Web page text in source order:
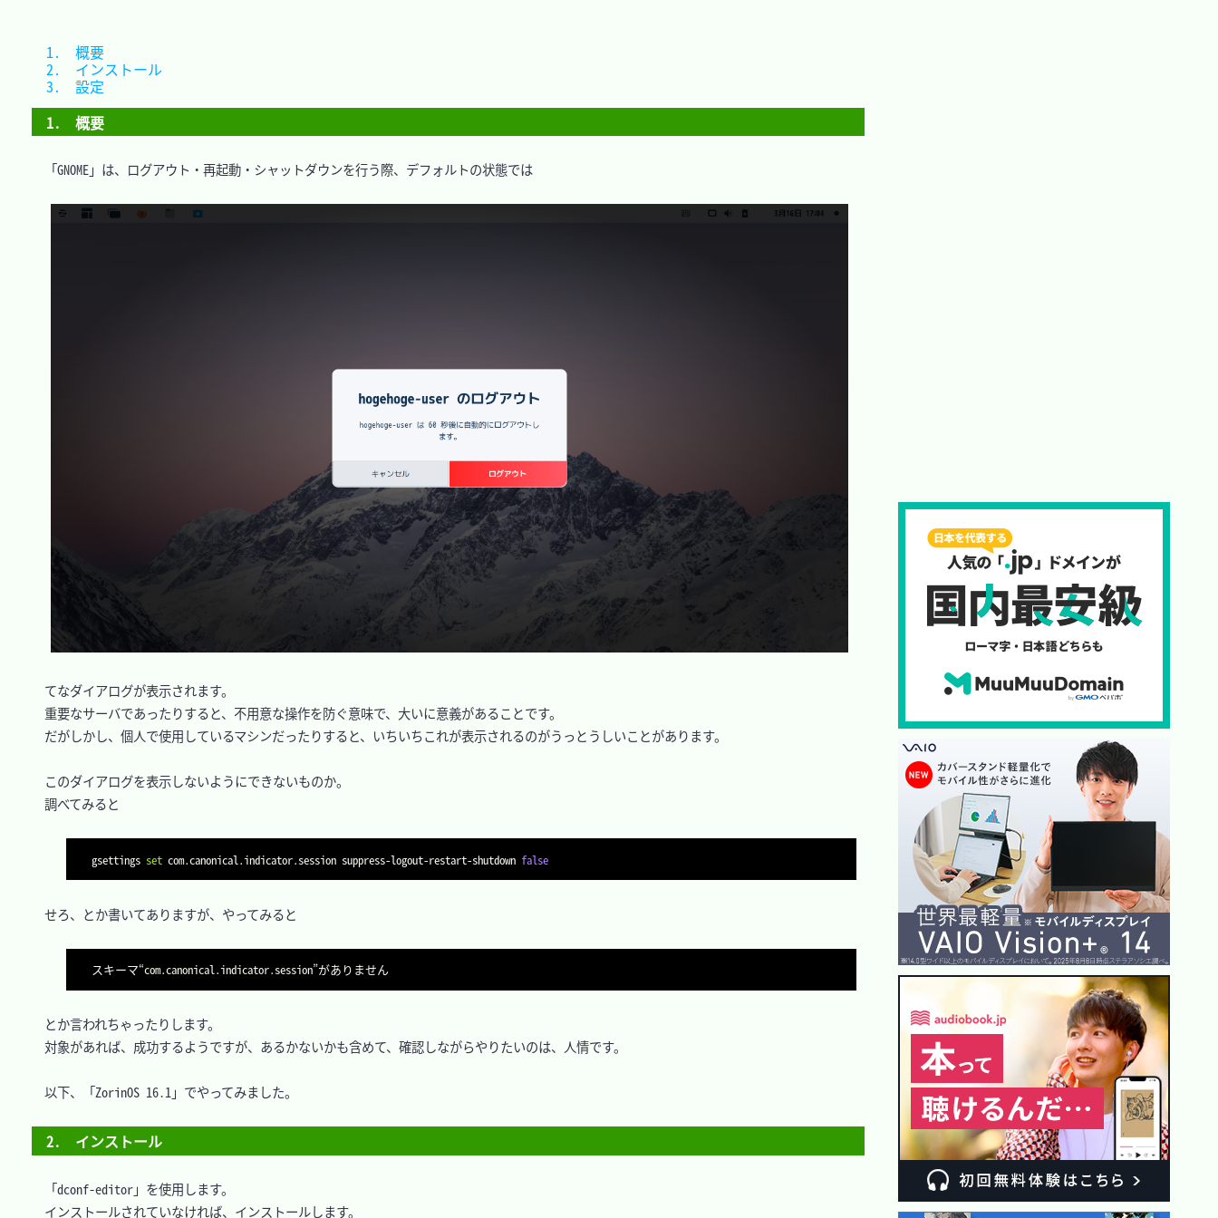
1.　概要
「GNOME」は、ログアウト・再起動・シャットダウンを行う際、デフォルトの状態では
てなダイアログが表示されます。
重要なサーバであったりすると、不用意な操作を防ぐ意味で、大いに意義があることです。
だがしかし、個人で使用しているマシンだったりすると、いちいちこれが表示されるのがうっとうしいことがあります。
このダイアログを表示しないようにできないものか。
調べてみると
gsettings set com.canonical.indicator.session suppress-logout-restart-shutdown false
せろ、とか書いてありますが、やってみると
とか言われちゃったりします。
対象があれば、成功するようですが、あるかないかも含めて、確認しながらやりたいのは、人情です。
以下、「ZorinOS 16.1」でやってみました。
2.　インストール
「dconf-editor」を使用します。
インストールされていなければ、インストールします。